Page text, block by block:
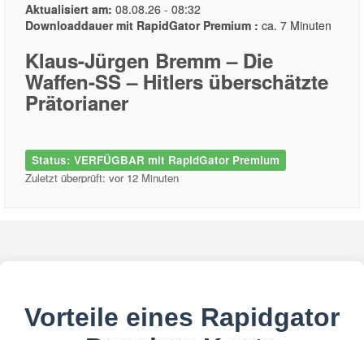
Aktualisiert am: 08.08.26 - 08:32
Downloaddauer mit RapidGator Premium : ca. 7 Minuten
Klaus-Jürgen Bremm – Die
Waffen-SS – Hitlers überschätzte
Prätorianer
Status: VERFÜGBAR mit RapidGator Premium
Zuletzt überprüft: vor 12 Minuten